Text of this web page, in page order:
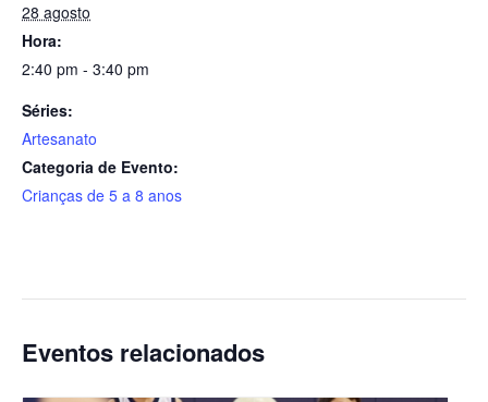
28 agosto
Hora:
2:40 pm - 3:40 pm
Séries:
Artesanato
Categoria de Evento:
Crianças de 5 a 8 anos
Eventos relacionados